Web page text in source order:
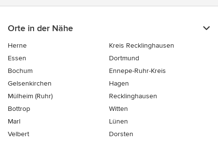
Orte in der Nähe
Herne
Kreis Recklinghausen
Essen
Dortmund
Bochum
Ennepe-Ruhr-Kreis
Gelsenkirchen
Hagen
Mülheim (Ruhr)
Recklinghausen
Bottrop
Witten
Marl
Lünen
Velbert
Dorsten